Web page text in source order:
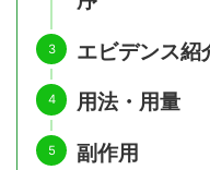
エビデンス
用法・用量
副作用